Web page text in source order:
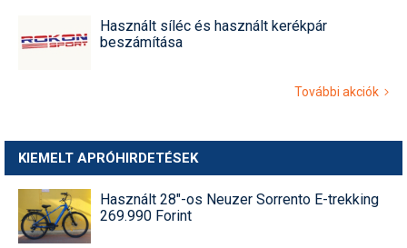
Használt síléc és használt kerékpár
beszámítása
További akciók
KIEMELT APRÓHIRDETÉSEK
Használt 28"-os Neuzer Sorrento E-trekking
269.990 Forint